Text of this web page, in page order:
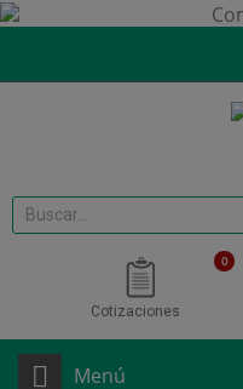
0
Cotizaciones
Menú